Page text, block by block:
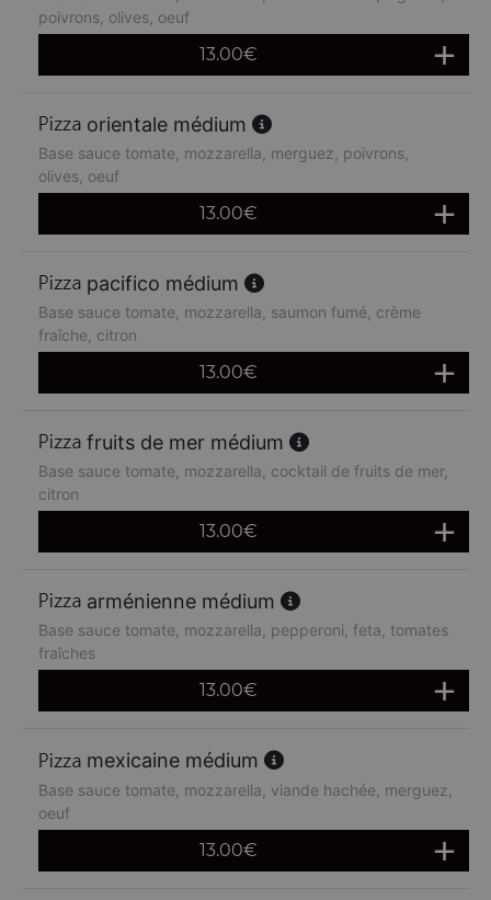
poivrons, olives, oeuf
13.00€
orientale médium
Base sauce tomate, mozzarella, merguez, poivrons,
olives, oeuf
13.00€
pacifico médium
Base sauce tomate, mozzarella, saumon fumé, crème
fraîche, citron
13.00€
fruits de mer médium
Base sauce tomate, mozzarella, cocktail de fruits de mer,
citron
13.00€
arménienne médium
Base sauce tomate, mozzarella, pepperoni, feta, tomates
fraîches
13.00€
mexicaine médium
Base sauce tomate, mozzarella, viande hachée, merguez,
oeuf
13.00€